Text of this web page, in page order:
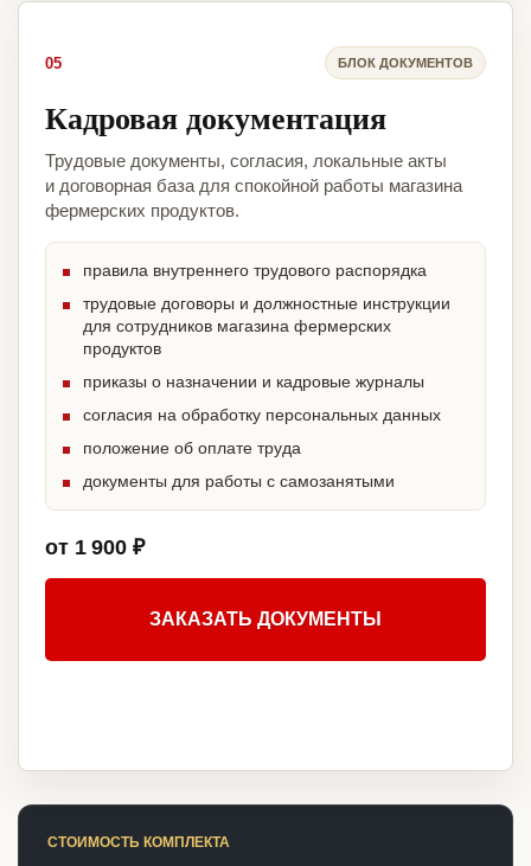
05 БЛОК ДОКУМЕНТОВ
Кадровая документация
Трудовые документы, согласия, локальные акты
и договорная база для спокойной работы магазина
фермерских продуктов.
правила внутреннего трудового распорядка
трудовые договоры и должностные инструкции
для сотрудников магазина фермерских
продуктов
приказы о назначении и кадровые журналы
согласия на обработку персональных данных
положение об оплате труда
документы для работы с самозанятыми
от 1 900 ₽
ЗАКАЗАТЬ ДОКУМЕНТЫ
СТОИМОСТЬ КОМПЛЕКТА